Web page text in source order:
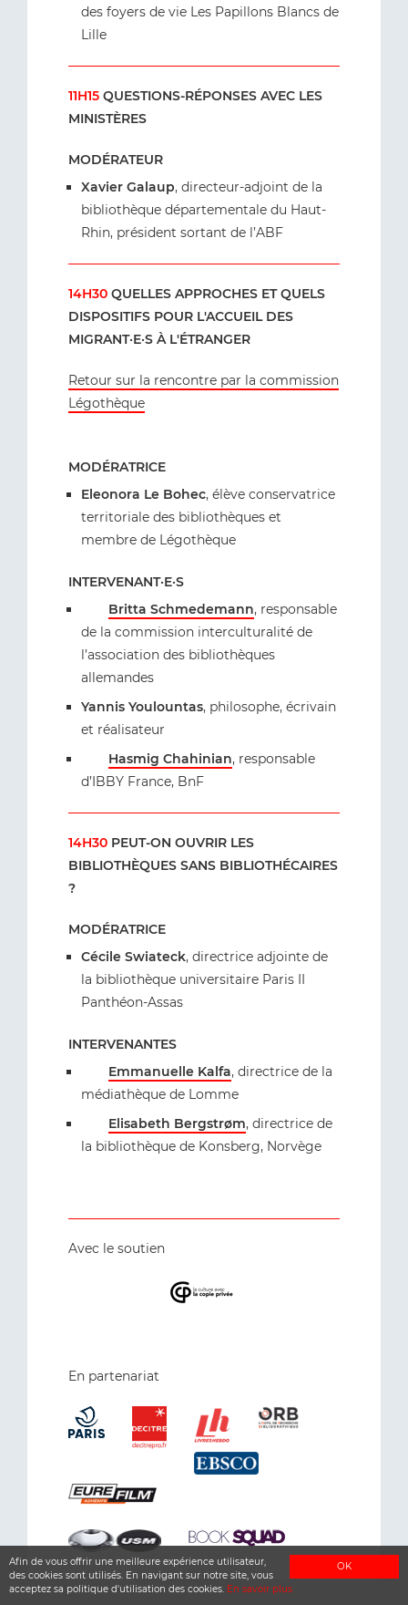
OK
Afin de vous offrir une meilleure expérience utilisateur,
des cookies sont utilisés. En navigant sur notre site, vous
acceptez sa politique d'utilisation des cookies. En savoir plus
des foyers de vie Les Papillons Blancs de
Lille
11H15 QUESTIONS-RÉPONSES AVEC LES
MINISTÈRES
MODÉRATEUR
Xavier Galaup, directeur-adjoint de la
bibliothèque départementale du Haut-
Rhin, président sortant de l’ABF
14H30 QUELLES APPROCHES ET QUELS
DISPOSITIFS POUR L'ACCUEIL DES
MIGRANT·E·S À L'ÉTRANGER
Retour sur la rencontre par la commission
Légothèque
MODÉRATRICE
Eleonora Le Bohec, élève conservatrice
territoriale des bibliothèques et
membre de Légothèque
INTERVENANT·E·S
Britta Schmedemann, responsable
de la commission interculturalité de
l’association des bibliothèques
allemandes
Yannis Youlountas, philosophe, écrivain
et réalisateur
Hasmig Chahinian, responsable
d’IBBY France, BnF
14H30 PEUT-ON OUVRIR LES
BIBLIOTHÈQUES SANS BIBLIOTHÉCAIRES
?
MODÉRATRICE
Cécile Swiateck, directrice adjointe de
la bibliothèque universitaire Paris II
Panthéon-Assas
INTERVENANTES
Emmanuelle Kalfa, directrice de la
médiathèque de Lomme
Elisabeth Bergstrøm, directrice de
la bibliothèque de Konsberg, Norvège
Avec le soutien
En partenariat